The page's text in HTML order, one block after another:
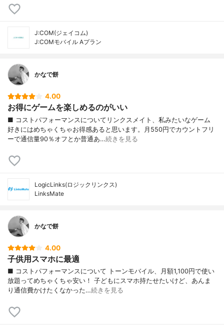
J:COM(ジェイコム)
J:COMモバイル Aプラン
かなで餅
4.00
お得にゲームを楽しめるのがいい
■ コストパフォーマンスについてリンクスメイト、私みたいなゲーム
好きにはめちゃくちゃお得感あると思います。月550円でカウントフリ
ーで通信量90％オフとか普通あ…続きを見る
LogicLinks(ロジックリンクス)
LinksMate
かなで餅
4.00
子供用スマホに最適
■ コストパフォーマンスについて トーンモバイル、月額1,100円で使い
放題ってめちゃくちゃ安い！ 子どもにスマホ持たせたいけど、あんま
り通信費かけたくなかった…続きを見る